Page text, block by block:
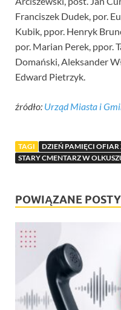
Franciszek Dudek, por.
Kubik, ppor. Henryk
por. Marian Perek, ppor.
Domański, Aleksander
Edward Pietrzyk.
źródło: Urząd Miasta i
TAGI DZIEŃ PAMIĘCI
STARY CMENTARZ W
POWIĄZANE POSTY